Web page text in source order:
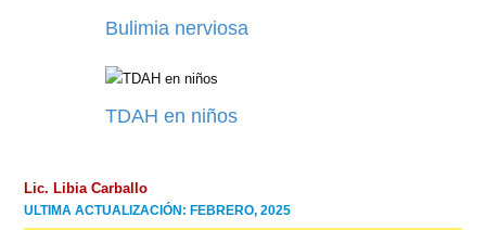
Bulimia nerviosa
TDAH en niños
Lic. Libia Carballo
ULTIMA ACTUALIZACIÓN: FEBRERO, 2025